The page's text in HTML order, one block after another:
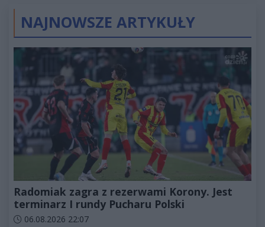
NAJNOWSZE ARTYKUŁY
Radomiak zagra z rezerwami Korony. Jest
terminarz I rundy Pucharu Polski
Data dodania artykułu:
06.08.2026 22:07